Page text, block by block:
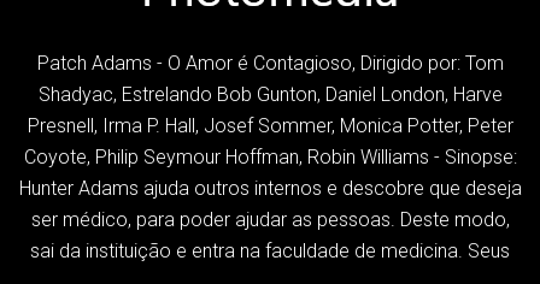
Patch Adams - O Amor é Contagioso, Dirigido por: Tom
Shadyac, Estrelando Bob Gunton, Daniel London, Harve
Presnell, Irma P. Hall, Josef Sommer, Monica Potter, Peter
Coyote, Philip Seymour Hoffman, Robin Williams - Sinopse:
Hunter Adams ajuda outros internos e descobre que deseja
ser médico, para poder ajudar as pessoas. Deste modo,
sai da instituição e entra na faculdade de medicina. Seus